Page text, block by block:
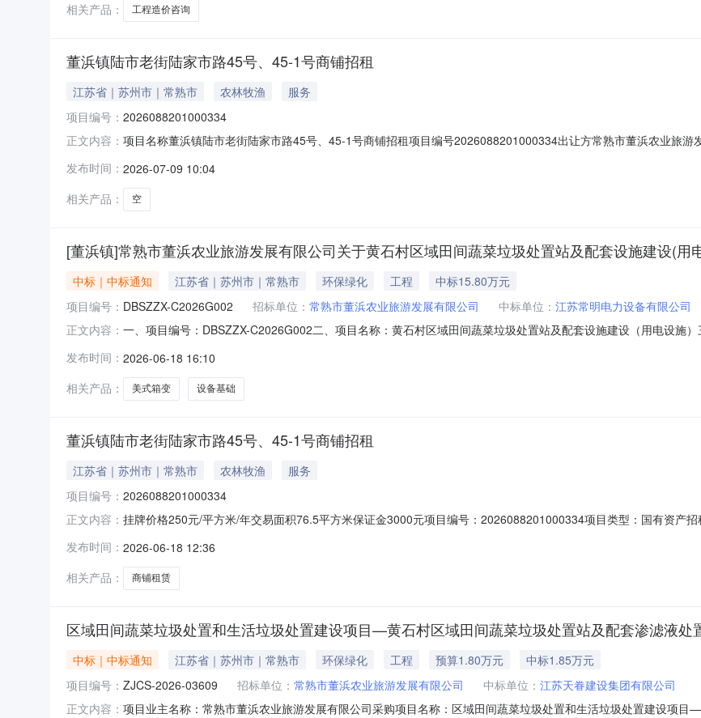
相关产品：
工程造价咨询
董浜镇陆市老街陆家市路45号、45-1号商铺招租
江苏省｜苏州市｜常熟市 农林牧渔
服务
项目编号： 2026088201000334
正文内容： 项目名称董浜镇陆市老街陆家市路45号、45-1号商铺招租项目编号2026088201000334出让方常熟市董浜农业旅
发布时间： 2026-07-09 10:04
相关产品：
空
[董浜镇]常熟市董浜农业旅游发展有限公司关于黄石村区域田间蔬菜垃圾处置站及配套设施建设(用
中标｜中标通知 江苏省｜苏州市｜常熟市 环保绿化 工程
中标15.80万元
项目编号： DBSZZX-C2026G002 招标单位： 常熟市董浜农业旅游发展有限公司 中标单位： 江苏常明电力设备有限公司
正文内容： 一、项目编号：DBSZZX-C2026G002二、项目名称：黄石村区域田间蔬菜垃圾处置站及配套设施建设（用电设施
400A、2路250A出线,框架常开CW3、塑壳CM3，电容补偿配置满足当地供电公司验收要求）数量：1单位：台单价
发布时间： 2026-06-18 16:10
相关产品：
美式箱变 设备基础
董浜镇陆市老街陆家市路45号、45-1号商铺招租
江苏省｜苏州市｜常熟市 农林牧渔
服务
项目编号： 2026088201000334
正文内容： 挂牌价格250元/平方米/年交易面积76.5平方米保证金3000元项目编号：2026088201000334项目类型：国有资产
号商铺资产编号DBNLGS001资产类型经营性资产资产类别商铺资产地点董浜镇陆市老街陆家市路45号、45-1号结
发布时间： 2026-06-18 12:36
相关产品：
商铺租赁
区域田间蔬菜垃圾处置和生活垃圾处置建设项目—黄石村区域田间蔬菜垃圾处置站及配套渗滤液处
中标｜中标通知 江苏省｜苏州市｜常熟市 环保绿化 工程 预算1.80万元
中标1.85万元
项目编号： ZJCS-2026-03609 招标单位： 常熟市董浜农业旅游发展有限公司 中标单位： 江苏天眷建设集团有限公司
正文内容： 项目业主名称：常熟市董浜农业旅游发展有限公司采购项目名称：区域田间蔬菜垃圾处置和生活垃圾处置建设项